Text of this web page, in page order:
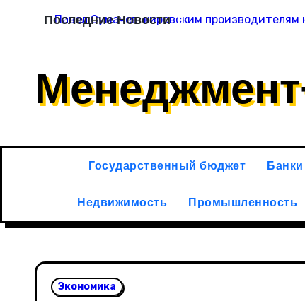
Последние Новости
Павел Сумачев: кировским
Государственный бюджет Банки
Недвижимость Промышленность
Экономика